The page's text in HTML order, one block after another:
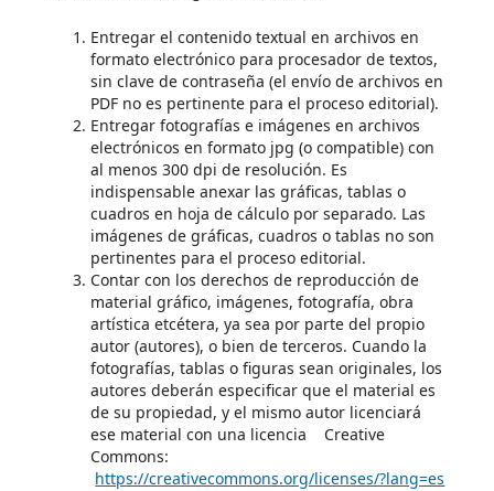
Entregar el contenido textual en archivos en
formato electrónico para procesador de textos,
sin clave de contraseña (el envío de archivos en
PDF no es pertinente para el proceso editorial).
Entregar fotografías e imágenes en archivos
electrónicos en formato jpg (o compatible) con
al menos 300 dpi de resolución. Es
indispensable anexar las gráficas, tablas o
cuadros en hoja de cálculo por separado. Las
imágenes de gráficas, cuadros o tablas no son
pertinentes para el proceso editorial.
Contar con los derechos de reproducción de
material gráfico, imágenes, fotografía, obra
artística etcétera, ya sea por parte del propio
autor (autores), o bien de terceros. Cuando la
fotografías, tablas o figuras sean originales, los
autores deberán especificar que el material es
de su propiedad, y el mismo autor licenciará
ese material con una licencia Creative
Commons:
https://creativecommons.org/licenses/?lang=es